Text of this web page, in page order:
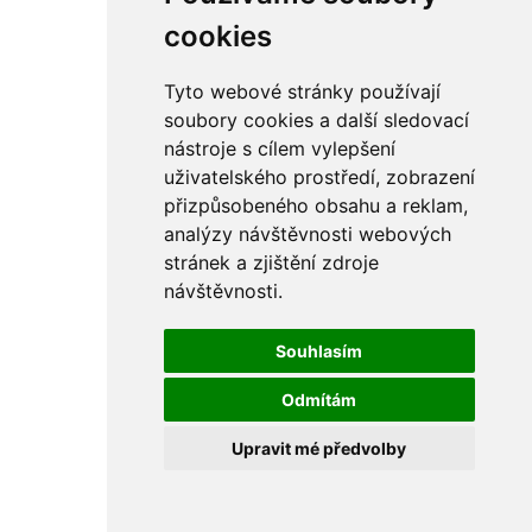
cookies
Tyto webové stránky používají
soubory cookies a další sledovací
nástroje s cílem vylepšení
uživatelského prostředí, zobrazení
přizpůsobeného obsahu a reklam,
analýzy návštěvnosti webových
stránek a zjištění zdroje
návštěvnosti.
Souhlasím
Odmítám
Upravit mé předvolby
řetězy
ostatní části
sekundární
sání
sedla
spojovací materiál
matice
podložky
pojistné kroužky
šrouby
výbava
výfuky a kolena
bowdeny a lanka
filtry
gufera